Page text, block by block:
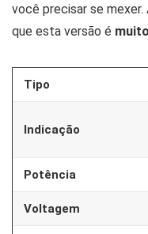
você precisar se
que esta versão é
Tipo
Indicação
Potência
Voltagem